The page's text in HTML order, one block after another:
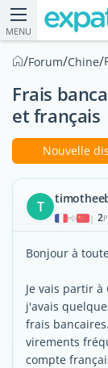
MENU
/Forum/Chine/
Frais
et français
Nouvelle
T
| 2
Bonjour à
Je vais partir
j'avais
frais
virements
compte